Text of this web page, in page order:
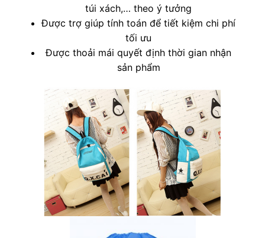
túi xách,… theo ý tưởng
Được trợ giúp tính toán để tiết kiệm chi phí
tối ưu
Được thoải mái quyết định thời gian nhận
sản phẩm